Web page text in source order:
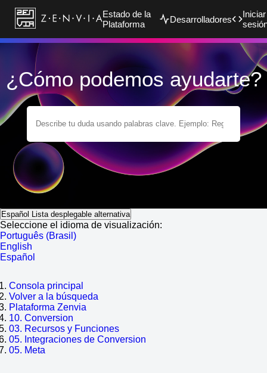
Estado de la
Plataforma
Desarrolladores
Iniciar
¿Cómo podemos ayudarte?
Español Lista desplegable alternativa
Seleccione el idioma de visualización:
Português (Brasil)
English
Español
Consola principal
Volver a la búsqueda
Plataforma Zenvia
10. Conversion
03. Recursos y Funciones
05. Integraciones de Conversion
05. Meta